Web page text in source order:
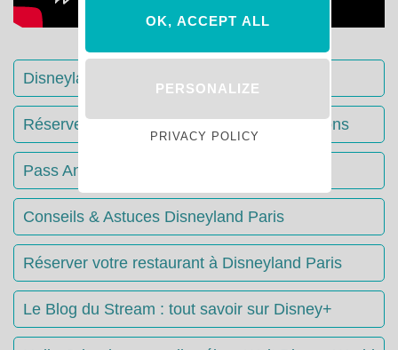
Disneyland Paris : Le guide complet
Réserver votre séjour : toutes les informations
Pass Annuels Disney : informations
Conseils & Astuces Disneyland Paris
Réserver votre restaurant à Disneyland Paris
Le Blog du Stream : tout savoir sur Disney+
OK, ACCEPT ALL
PERSONALIZE
PRIVACY POLICY